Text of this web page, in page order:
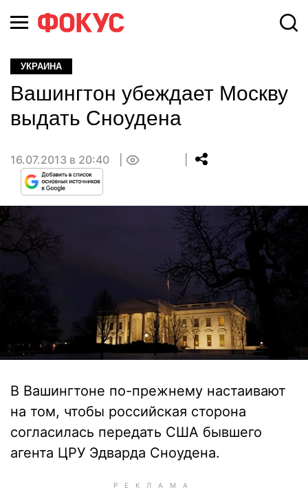
УКРАИНА
Вашингтон убеждает Москву
выдать Сноудена
16.07.2013 в 20:40
В Вашингтоне по-прежнему настаивают
на том, чтобы российская сторона
согласилась передать США бывшего
агента ЦРУ Эдварда Сноудена.